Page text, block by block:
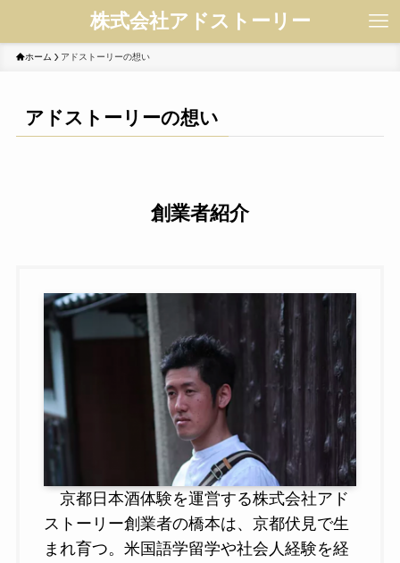
株式会社アドストーリー
ホーム アドストーリーの想い
アドストーリーの想い
創業者紹介
京都日本酒体験を運営する株式会社アド
ストーリー創業者の橋本は、京都伏見で生
まれ育つ。米国語学留学や社会人経験を経